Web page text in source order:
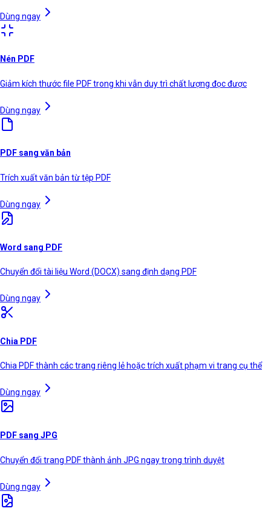
Dùng ngay
Nén PDF
Giảm kích thước file PDF trong khi vẫn duy trì chất lượng đọc được
Dùng ngay
PDF sang văn bản
Trích xuất văn bản từ tệp PDF
Dùng ngay
Word sang PDF
Chuyển đổi tài liệu Word (DOCX) sang định dạng PDF
Dùng ngay
Chia PDF
Chia PDF thành các trang riêng lẻ hoặc trích xuất phạm vi trang cụ thể
Dùng ngay
PDF sang JPG
Chuyển đổi trang PDF thành ảnh JPG ngay trong trình duyệt
Dùng ngay